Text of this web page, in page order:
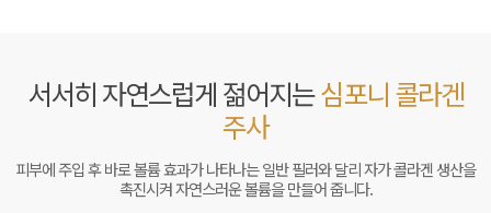
서서히 자연스럽게 젊어지는심포니 콜라겐
주사
피부에 주입 후 바로 볼륨 효과가 나타나는 일반 필러와 달리 자가 콜라겐 생산을
촉진시켜 자연스러운 볼륨을 만들어 줍니다.